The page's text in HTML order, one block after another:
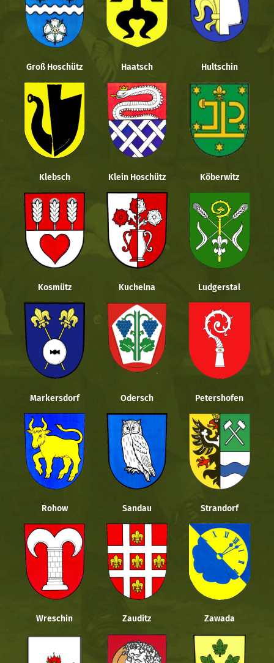
Groß Hoschütz Haatsch Hultschin
Klebsch Klein Hoschütz Köberwitz
Kosmütz Kuchelna Ludgerstal
Markersdorf Odersch Petershofen
Rohow Sandau Strandorf
Wreschin Zauditz Zawada